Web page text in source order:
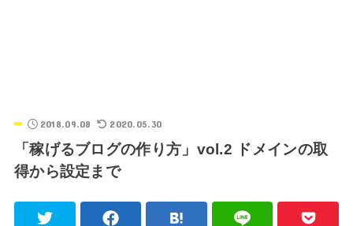
2018.09.08 2020.05.30
「稼げるブログの作り方」vol.2 ドメインの取
得から設定まで